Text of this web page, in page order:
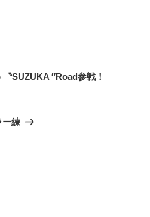
SUZUKA ″Road参戦！
練